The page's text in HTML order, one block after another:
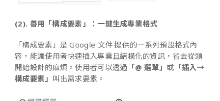
(2). 善用「構成要素」：一鍵生成專業格式
「構成要素」是 Google 文件 提供的一系列預設格式內
容，能讓使用者快速插入專業且結構化的資訊，省去從頭
開始設計的麻煩。使用者可以透過 「@ 選單」 或 「插入→
構成要素」 叫出需求要素。